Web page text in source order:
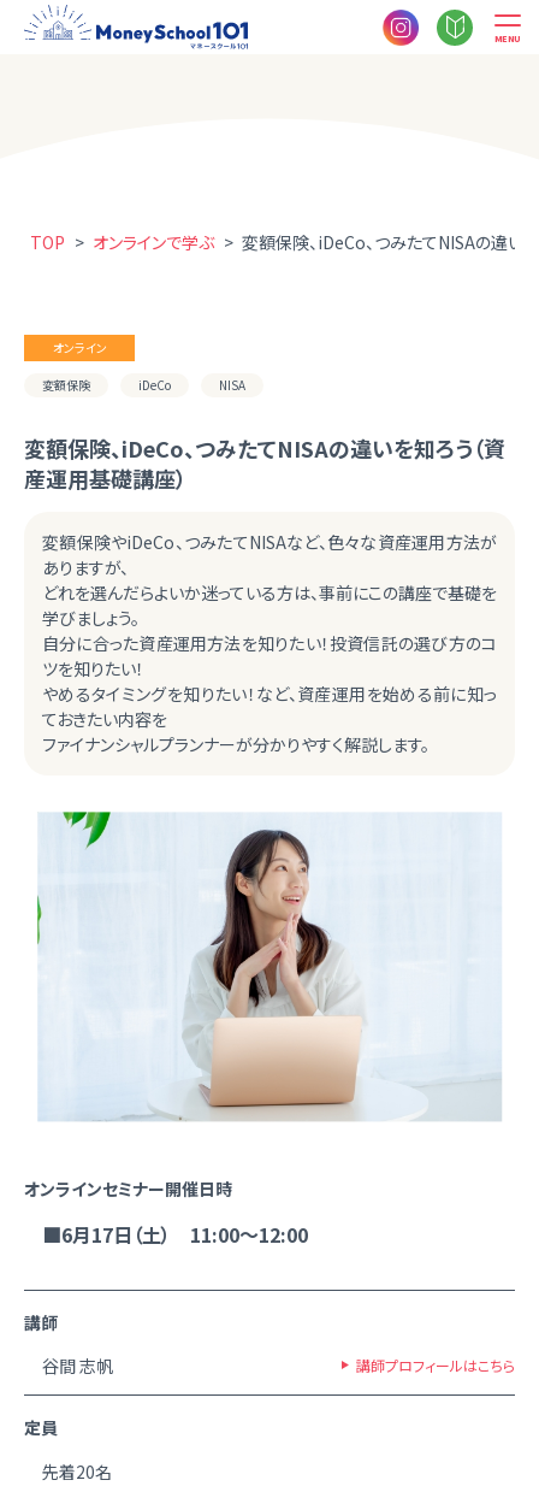
MENU
TOP > オンラインで学ぶ > 変額保険、iDeCo、つみたてNISAの違い
オンライン
変額保険 iDeCo NISA
変額保険、iDeCo、つみたてNISAの違いを知ろう（資
産運用基礎講座）
変額保険やiDeCo、つみたてNISAなど、色々な資産運用方法が
ありますが、
どれを選んだらよいか迷っている方は、事前にこの講座で基礎を
学びましょう。
自分に合った資産運用方法を知りたい！投資信託の選び方のコ
ツを知りたい！
やめるタイミングを知りたい！など、資産運用を始める前に知っ
ておきたい内容を
ファイナンシャルプランナーが分かりやすく解説します。
オンラインセミナー開催日時
■6月17日（土） 11:00～12:00
講師
谷間 志帆
講師プロフィールはこちら
定員
先着20名